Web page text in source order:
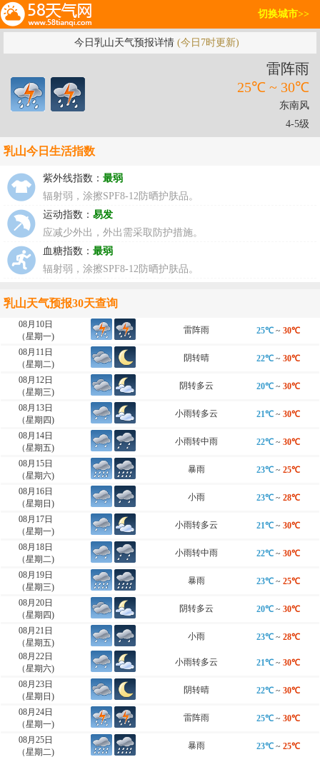
切换城市>>
今日乳山天气预报详情(今日7时更新)
雷阵雨
25℃ ~ 30℃
东南风
4-5级
乳山今日生活指数
紫外线指数： 最弱
辐射弱，涂擦SPF8-12防晒护肤品。
运动指数： 易发
应减少外出，外出需采取防护措施。
血糖指数： 最弱
辐射弱，涂擦SPF8-12防晒护肤品。
乳山天气预报30天查询
08月10日
（星期一)
雷阵雨 25℃ ~ 30℃
08月11日
（星期二)
阴转晴 22℃ ~ 30℃
08月12日
（星期三)
阴转多云 20℃ ~ 30℃
08月13日
（星期四)
小雨转多云 21℃ ~ 30℃
08月14日
（星期五)
小雨转中雨 22℃ ~ 30℃
08月15日
（星期六)
暴雨 23℃ ~ 25℃
08月16日
（星期日)
小雨 23℃ ~ 28℃
08月17日
（星期一)
小雨转多云 21℃ ~ 30℃
08月18日
（星期二)
小雨转中雨 22℃ ~ 30℃
08月19日
（星期三)
暴雨 23℃ ~ 25℃
08月20日
（星期四)
阴转多云 20℃ ~ 30℃
08月21日
（星期五)
小雨 23℃ ~ 28℃
08月22日
（星期六)
小雨转多云 21℃ ~ 30℃
08月23日
（星期日)
阴转晴 22℃ ~ 30℃
08月24日
（星期一)
雷阵雨 25℃ ~ 30℃
08月25日
（星期二)
暴雨 23℃ ~ 25℃